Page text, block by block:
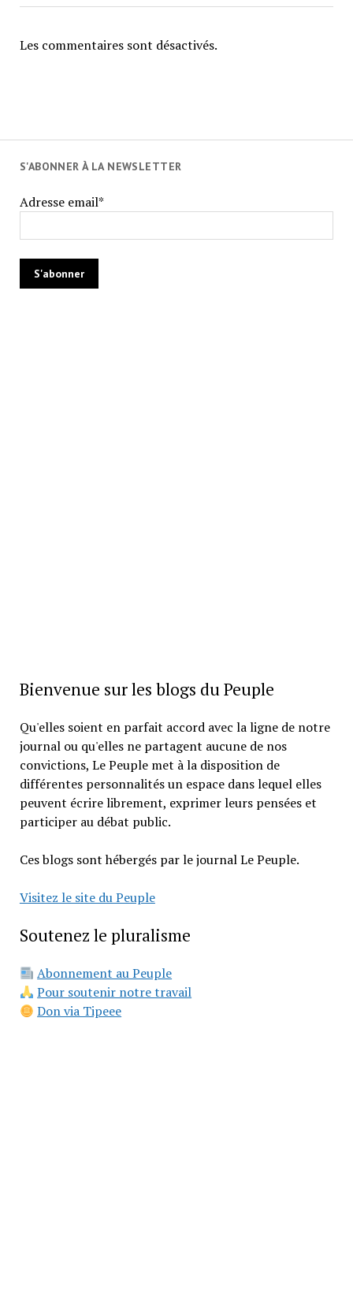
Les commentaires sont désactivés.
S'ABONNER À LA NEWSLETTER
Adresse email*
Bienvenue sur les blogs du Peuple
Qu'elles soient en parfait accord avec la ligne de notre
journal ou qu'elles ne partagent aucune de nos
convictions, Le Peuple met à la disposition de
différentes personnalités un espace dans lequel elles
peuvent écrire librement, exprimer leurs pensées et
participer au débat public.
Ces blogs sont hébergés par le journal Le Peuple.
Visitez le site du Peuple
Soutenez le pluralisme
Abonnement au Peuple
Pour soutenir notre travail
Don via Tipeee